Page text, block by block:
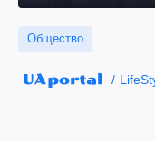
Общество